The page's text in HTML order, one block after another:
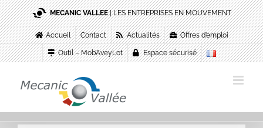
Passer
au
contenu
MECANIC VALLEE| LES ENTREPRISES EN MOUVEMENT
Accueil Contact Actualités Offres d’emploi
Outil – Mob’AveyLot Espace sécurisé